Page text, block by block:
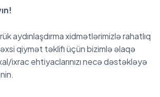
aydınlaşdırma xidmətlərimizlə rahatlıq
qiymət təklifi üçün bizimlə əlaqə
ixrac ehtiyaclarınızı necə dəstəkləyə